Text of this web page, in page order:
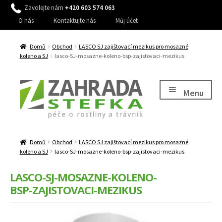
Zavolejte nám +420 603 574 063
O nás
Kontaktujte nás Můj účet
Domů Obchod
LASCO SJ zajištovací mezikus pro mosazné
koleno a SJ
lasco-SJ-mosazne-koleno-bsp-zajistovaci-mezikus
Přeskočit
na
navigaci
Přejít
k
obsahu
Menu
Péče o trávník, stromy a keře
Zavlažování
Domů Obchod
LASCO SJ zajištovací mezikus pro mosazné
koleno a SJ
lasco-SJ-mosazne-koleno-bsp-zajistovaci-mezikus
LASCO-SJ-MOSAZNE-KOLENO-
BSP-ZAJISTOVACI-MEZIKUS